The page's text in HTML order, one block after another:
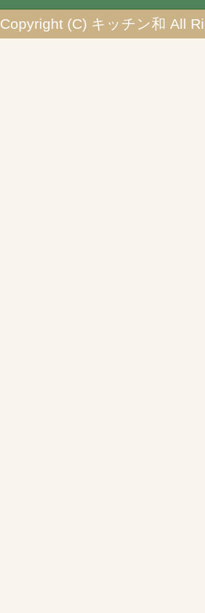
Copyright (C) キッチン和 All